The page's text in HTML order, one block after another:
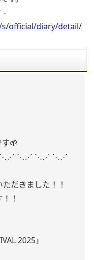
-
official/diary/detail/
🌱
⋱⋰ ⋱⋰ ⋱⋰
だきました！！
！
2025」